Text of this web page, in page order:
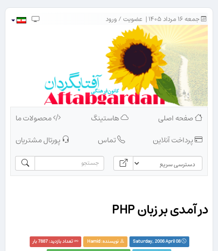
جمعه ۱۶ مرداد ۱۴۰۵ | عضویت/ورود
صفحه اصلی هاستینگ
محصولات ما
پرداخت آنلاین
تماس پورتال مشتریان
در آمدی بر زبان PHP
Saturday, 2006 April 08 نویسنده:Hamid
تعداد بازدید: 7887 بار